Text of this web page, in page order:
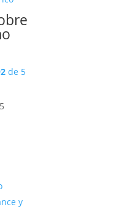
de 5